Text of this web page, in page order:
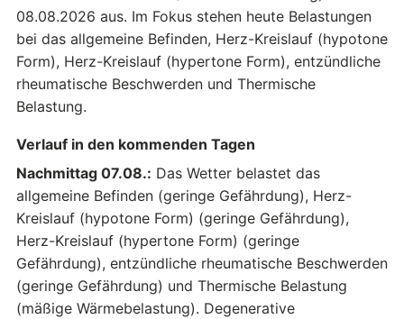
08.08.2026 aus. Im Fokus stehen heute Belastungen
bei das allgemeine Befinden, Herz-Kreislauf (hypotone
Form), Herz-Kreislauf (hypertone Form), entzündliche
rheumatische Beschwerden und Thermische
Belastung.
Verlauf in den kommenden Tagen
Nachmittag 07.08.: Das Wetter belastet das
allgemeine Befinden (geringe Gefährdung), Herz-
Kreislauf (hypotone Form) (geringe Gefährdung),
Herz-Kreislauf (hypertone Form) (geringe
Gefährdung), entzündliche rheumatische Beschwerden
(geringe Gefährdung) und Thermische Belastung
(mäßige Wärmebelastung). Degenerative